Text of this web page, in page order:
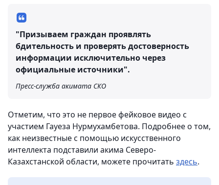
"Призываем граждан проявлять
бдительность и проверять достоверность
информации исключительно через
официальные источники".
Пресс-служба акимата СКО
Отметим, что это не первое фейковое видео с
участием Гауеза Нурмухамбетова. Подробнее о том,
как неизвестные с помощью искусственного
интеллекта подставили акима Северо-
Казахстанской области, можете прочитать здесь.